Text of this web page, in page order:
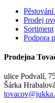
Prodej
Sortiment
Podpora
Prodejna
ulice Podvalí,
Šárka